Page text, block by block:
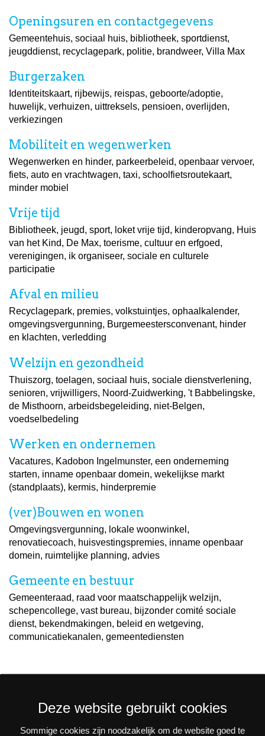
Openingsuren en contactgegevens
Gemeentehuis, sociaal huis, bibliotheek, sportdienst,
jeugddienst, recyclagepark, politie, brandweer, Villa Max
Burgerzaken
Identiteitskaart, rijbewijs, reispas, geboorte/adoptie,
huwelijk, verhuizen, uittreksels, pensioen, overlijden,
verkiezingen
Mobiliteit en wegenwerken
Wegenwerken en hinder, parkeerbeleid, openbaar vervoer,
fiets, auto en vrachtwagen, taxi, schoolfietsroutekaart,
minder mobiel
Vrije tijd
Bibliotheek, jeugd, sport, loket vrije tijd, kinderopvang, Huis
van het Kind, De Max, toerisme, cultuur en erfgoed,
verenigingen, ik organiseer, sociale en culturele
participatie
Afval en milieu
Recyclagepark, premies, volkstuintjes, ophaalkalender,
omgevingsvergunning, Burgemeestersconvenant, hinder
en klachten, verledding
Welzijn en gezondheid
Thuiszorg, toelagen, sociaal huis, sociale dienstverlening,
senioren, vrijwilligers, Noord-Zuidwerking, 't Babbelingske,
de Misthoorn, arbeidsbegeleiding, niet-Belgen,
voedselbedeling
Werken en ondernemen
Vacatures, Kadobon Ingelmunster, een onderneming
starten, inname openbaar domein, wekelijkse markt
(standplaats), kermis, hinderpremie
(ver)Bouwen en wonen
Omgevingsvergunning, lokale woonwinkel,
renovatiecoach, huisvestingspremies, inname openbaar
domein, ruimtelijke planning, advies
Gemeente en bestuur
Gemeenteraad, raad voor maatschappelijk welzijn,
schepencollege, vast bureau, bijzonder comité sociale
dienst, bekendmakingen, beleid en wetgeving,
communicatiekanalen, gemeentediensten
Deze website gebruikt cookies
Sommige cookies zijn noodzakelijk om de website goed te